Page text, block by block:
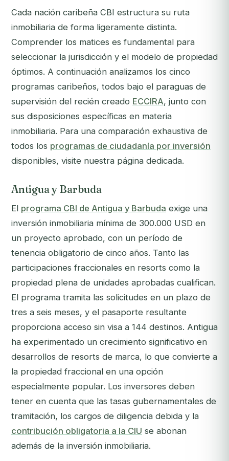
Cada nación caribeña CBI estructura su ruta
inmobiliaria de forma ligeramente distinta.
Comprender los matices es fundamental para
seleccionar la jurisdicción y el modelo de propiedad
óptimos. A continuación analizamos los cinco
programas caribeños, todos bajo el paraguas de
supervisión del recién creado ECCIRA, junto con
sus disposiciones específicas en materia
inmobiliaria. Para una comparación exhaustiva de
todos los programas de ciudadanía por inversión
disponibles, visite nuestra página dedicada.
Antigua y Barbuda
El programa CBI de Antigua y Barbuda exige una
inversión inmobiliaria mínima de 300.000 USD en
un proyecto aprobado, con un período de
tenencia obligatorio de cinco años. Tanto las
participaciones fraccionales en resorts como la
propiedad plena de unidades aprobadas cualifican.
El programa tramita las solicitudes en un plazo de
tres a seis meses, y el pasaporte resultante
proporciona acceso sin visa a 144 destinos. Antigua
ha experimentado un crecimiento significativo en
desarrollos de resorts de marca, lo que convierte a
la propiedad fraccional en una opción
especialmente popular. Los inversores deben
tener en cuenta que las tasas gubernamentales de
tramitación, los cargos de diligencia debida y la
contribución obligatoria a la CIU se abonan
además de la inversión inmobiliaria.